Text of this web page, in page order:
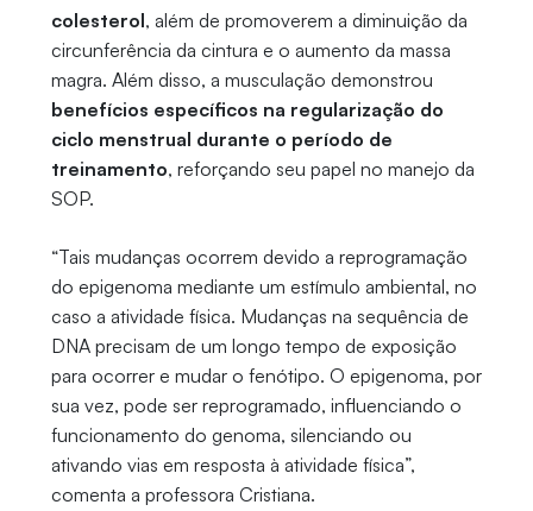
colesterol, além de promoverem a diminuição da
circunferência da cintura e o aumento da massa
magra. Além disso, a musculação demonstrou
benefícios específicos na regularização do
ciclo menstrual durante o período de
treinamento, reforçando seu papel no manejo da
SOP.
“Tais mudanças ocorrem devido a reprogramação
do epigenoma mediante um estímulo ambiental, no
caso a atividade física. Mudanças na sequência de
DNA precisam de um longo tempo de exposição
para ocorrer e mudar o fenótipo. O epigenoma, por
sua vez, pode ser reprogramado, influenciando o
funcionamento do genoma, silenciando ou
ativando vias em resposta à atividade física”,
comenta a professora Cristiana.